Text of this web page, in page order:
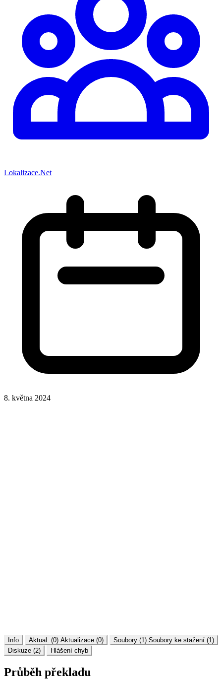
Lokalizace.Net
8. května 2024
Info Aktual. (0) Aktualizace (0) Soubory (1) Soubory ke stažení (1)
Diskuze (2)
Hlášení chyb
Průběh překladu